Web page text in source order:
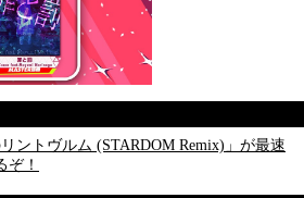
ントヴルム (STARDOM Remix)」が最速
ぞ！